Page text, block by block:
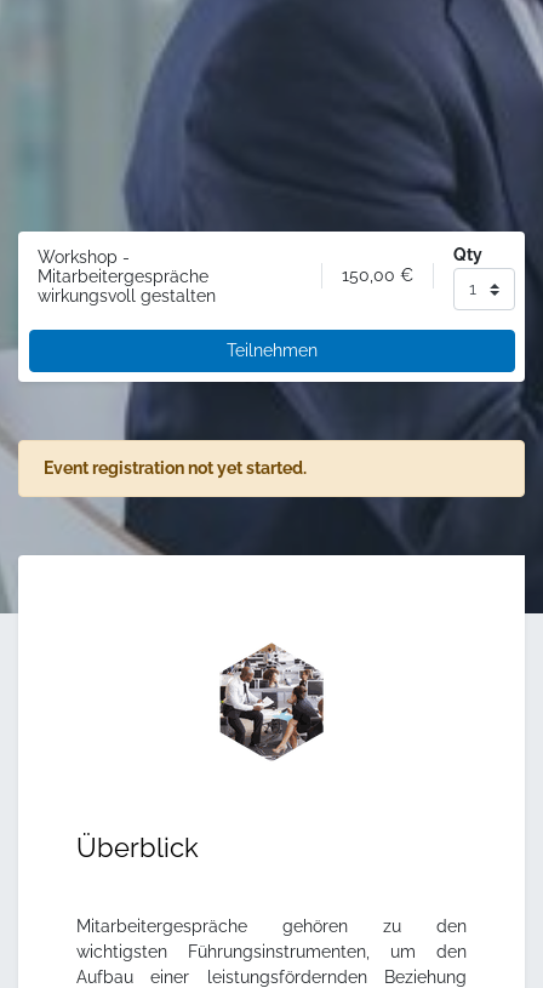
Workshop -
Mitarbeitergespräche
wirkungsvoll gestalten
150,00 €
Qty
Teilnehmen
Event registration not yet started.
Überblick
Mitarbeitergespräche gehören zu den
wichtigsten Führungsinstrumenten, um den
Aufbau einer leistungsfördernden Beziehung